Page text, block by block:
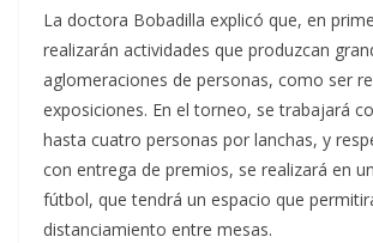
La doctora Bobadilla explicó que, en
realizarán actividades que produzcan
aglomeraciones de personas, como ser
exposiciones. En el torneo, se trabajará
hasta cuatro personas por lanchas, y
con entrega de premios, se realizará en
fútbol, que tendrá un espacio que
distanciamiento entre mesas.